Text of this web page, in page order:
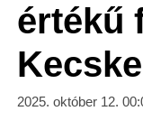
értékű
2025. október 12.